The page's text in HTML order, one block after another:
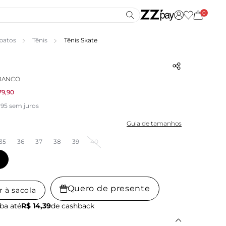
0
Tênis Tênis Skate
sem juros
Guia de tamanhos
36 37 38 39 40
à sacola Quero de presente
atéR$ 14,39de cashback